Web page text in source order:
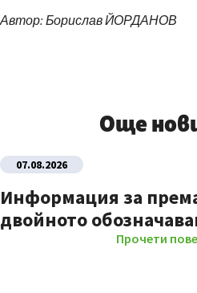
Автор: Борислав ЙОРДАНОВ
Още
07.08.2026
Информация за
двойното
Прочети